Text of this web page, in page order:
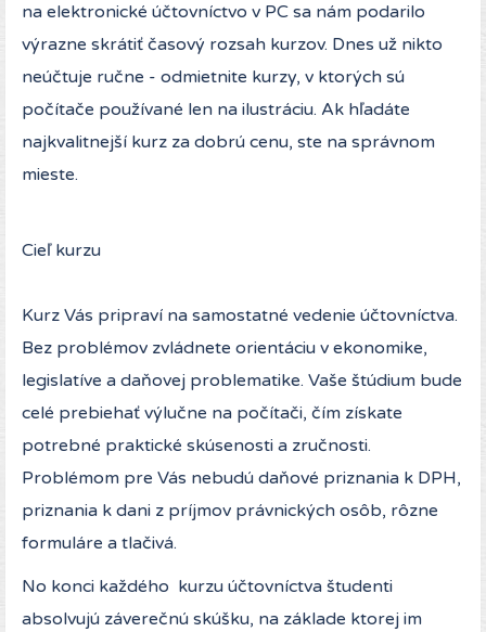
na elektronické účtovníctvo v PC sa nám podarilo
výrazne skrátiť časový rozsah kurzov. Dnes už nikto
neúčtuje ručne - odmietnite kurzy, v ktorých sú
počítače používané len na ilustráciu. Ak hľadáte
najkvalitnejší kurz za dobrú cenu, ste na správnom
mieste.
Cieľ kurzu
Kurz Vás pripraví na samostatné vedenie účtovníctva.
Bez problémov zvládnete orientáciu v ekonomike,
legislatíve a daňovej problematike. Vaše štúdium bude
celé prebiehať výlučne na počítači, čím získate
potrebné praktické skúsenosti a zručnosti.
Problémom pre Vás nebudú daňové priznania k DPH,
priznania k dani z príjmov právnických osôb, rôzne
formuláre a tlačivá.
No konci každého kurzu účtovníctva študenti
absolvujú záverečnú skúšku, na základe ktorej im